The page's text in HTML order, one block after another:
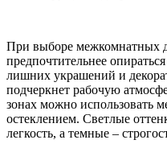
При выборе межкомнатных
предпочтительнее
лишних украшений и
подчеркнет рабочую
зонах можно использовать
остеклением. Светлые
легкость, а темные –